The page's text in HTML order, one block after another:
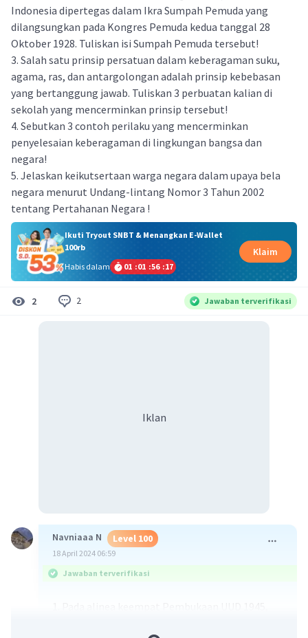
Indonesia dipertegas dalam Ikra Sumpah Pemuda yang
dilangsungkan pada Kongres Pemuda kedua tanggal 28
Oktober 1928. Tuliskan isi Sumpah Pemuda tersebut!
3. Salah satu prinsip persatuan dalam keberagaman suku,
agama, ras, dan antargolongan adalah prinsip kebebasan
yang bertanggung jawab. Tuliskan 3 perbuatan kalian di
sekolah yang mencerminkan prinsip tersebut!
4. Sebutkan 3 contoh perilaku yang mencerminkan
penyelesaian keberagaman di lingkungan bangsa dan
negara!
5. Jelaskan keikutsertaan warga negara dalam upaya bela
negara menurut Undang-lintang Nomor 3 Tahun 2002
tentang Pertahanan Negara !
Ikuti Tryout SNBT & Menangkan E-Wallet
100rb
Habis dalam
01 :01 :56 :17
Klaim
2 2 Jawaban terverifikasi
Iklan
Navniaaa N Level 100
18 April 2024 06:59
Jawaban terverifikasi